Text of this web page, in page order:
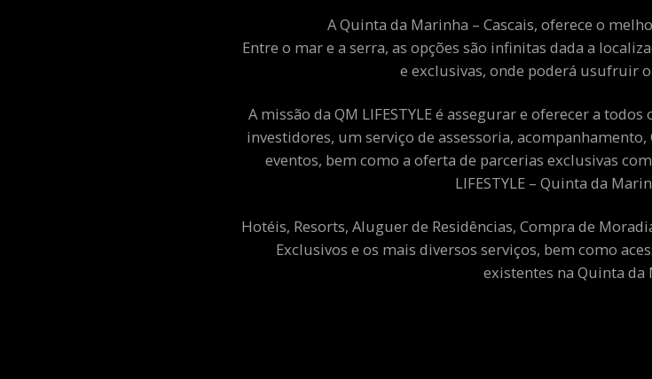
A Quinta da Marinha – Cascais, oferece o
Entre o mar e a serra, as opções são infinitas dada a
e exclusivas, onde poderá usufruir
A missão da QM LIFESTYLE é assegurar e oferecer a
investidores, um serviço de assessoria,
eventos, bem como a oferta de parcerias exclusivas
LIFESTYLE – Quinta da
Hotéis, Resorts, Aluguer de Residências, Compra de
Exclusivos e os mais diversos serviços, bem como
existentes na Quinta da